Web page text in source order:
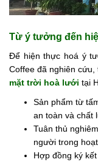
Từ ý tưởng đến
Để hiện thực hoá ý
Coffee đã nghiên
mặt trời hoà lưới tại
Sản phẩm từ
an toàn và chất
Tuân thủ
người trong
Hợp đồng ký